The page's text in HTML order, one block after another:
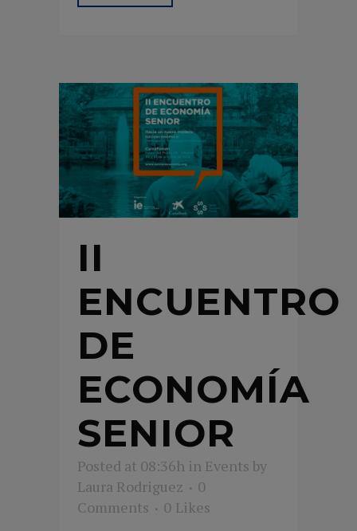
II
ENCUENTRO
DE
ECONOMÍA
SENIOR
Posted at 08:36h in Events by
Laura Rodriguez
0
Comments
0 Likes